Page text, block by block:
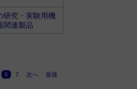
研究・実験用機
関連製品
6 7 次へ 最後